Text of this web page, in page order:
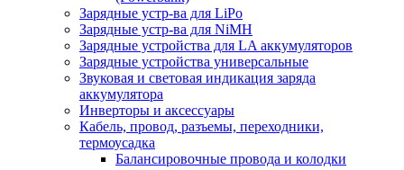
Зарядные устр-ва для LiPo
Зарядные устр-ва для NiMH
Зарядные устройства для LA аккумуляторов
Зарядные устройства универсальные
Звуковая и световая индикация заряда
аккумулятора
Инверторы и аксессуары
Кабель, провод, разъемы, переходники,
термоусадка
Балансировочные провода и колодки